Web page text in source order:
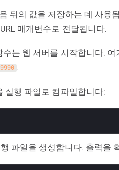
뒤의 값을 저장하는 데 사용
매개변수로 전달됩니다.
는 웹 서버를 시작합니다. 여
9990 .
실행 파일로 컴파일합니다:
파일을 생성합니다. 출력을